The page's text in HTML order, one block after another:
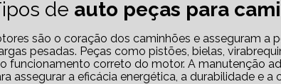
de auto peças para
pesadas. Peças como pistões, bielas,
funcionamento correto do motor. A manutenção
assegurar a eficácia energética, a durabilidade e a